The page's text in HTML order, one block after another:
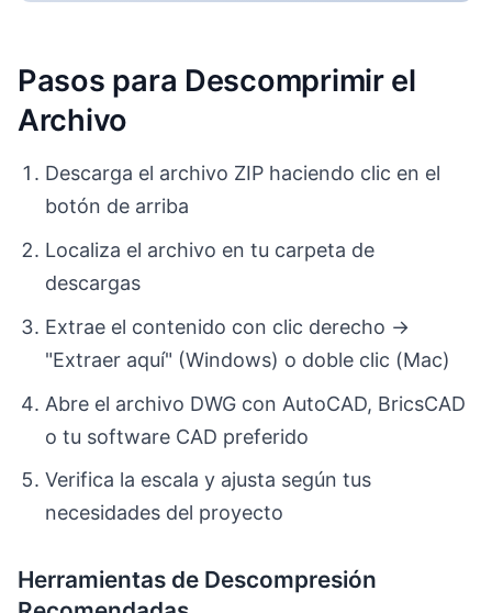
Pasos para Descomprimir el
Archivo
Descarga el archivo ZIP haciendo clic en el
botón de arriba
Localiza el archivo en tu carpeta de
descargas
Extrae el contenido con clic derecho →
"Extraer aquí" (Windows) o doble clic (Mac)
Abre el archivo DWG con AutoCAD, BricsCAD
o tu software CAD preferido
Verifica la escala y ajusta según tus
necesidades del proyecto
Herramientas de Descompresión